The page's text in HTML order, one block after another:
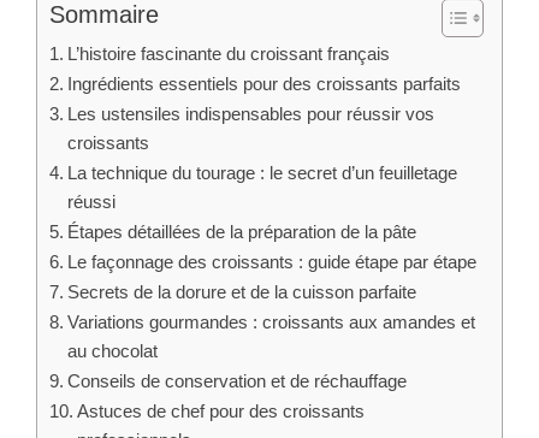
Sommaire
L’histoire fascinante du croissant français
Ingrédients essentiels pour des croissants parfaits
Les ustensiles indispensables pour réussir vos
croissants
La technique du tourage : le secret d’un feuilletage
réussi
Étapes détaillées de la préparation de la pâte
Le façonnage des croissants : guide étape par étape
Secrets de la dorure et de la cuisson parfaite
Variations gourmandes : croissants aux amandes et
au chocolat
Conseils de conservation et de réchauffage
Astuces de chef pour des croissants